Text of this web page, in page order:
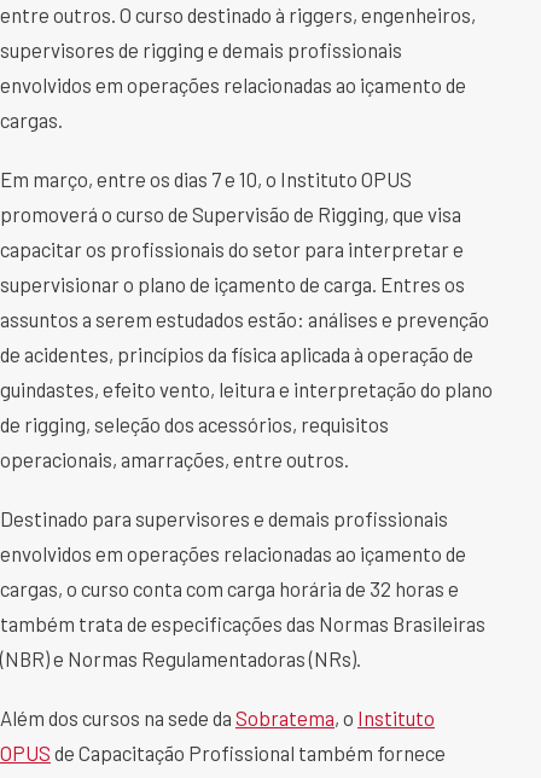
entre outros. O curso destinado à riggers, engenheiros,
supervisores de rigging e demais profissionais
envolvidos em operações relacionadas ao içamento de
cargas.
Em março, entre os dias 7 e 10, o Instituto OPUS
promoverá o curso de Supervisão de Rigging, que visa
capacitar os profissionais do setor para interpretar e
supervisionar o plano de içamento de carga. Entres os
assuntos a serem estudados estão: análises e prevenção
de acidentes, princípios da física aplicada à operação de
guindastes, efeito vento, leitura e interpretação do plano
de rigging, seleção dos acessórios, requisitos
operacionais, amarrações, entre outros.
Destinado para supervisores e demais profissionais
envolvidos em operações relacionadas ao içamento de
cargas, o curso conta com carga horária de 32 horas e
também trata de especificações das Normas Brasileiras
(NBR) e Normas Regulamentadoras (NRs).
Além dos cursos na sede da Sobratema, o Instituto
OPUS de Capacitação Profissional também fornece